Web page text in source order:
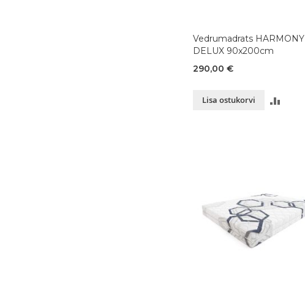
Vedrumadrats HARMONY
DELUX 90x200cm
290,00 €
Lisa ostukorvi